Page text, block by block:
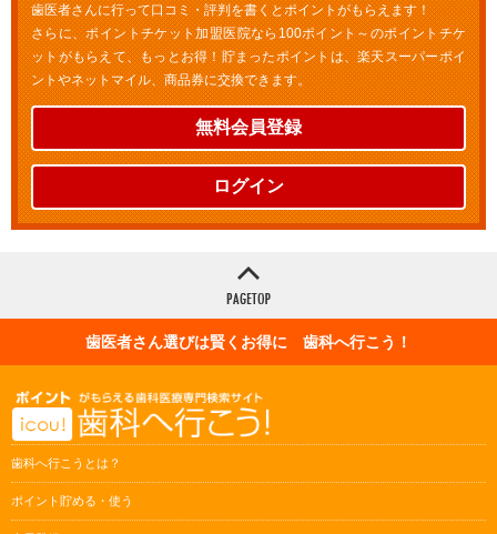
歯医者さんに行って口コミ・評判を書くとポイントがもらえます！
さらに、ポイントチケット加盟医院なら100ポイント～のポイントチケ
ットがもらえて、もっとお得！貯まったポイントは、楽天スーパーポイ
ントやネットマイル、商品券に交換できます。
無料会員登録
ログイン
歯医者さん選びは賢くお得に 歯科へ行こう！
歯科へ行こうとは？
ポイント貯める・使う